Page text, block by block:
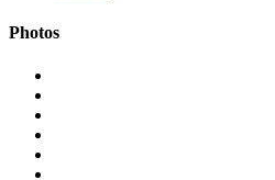
Photos